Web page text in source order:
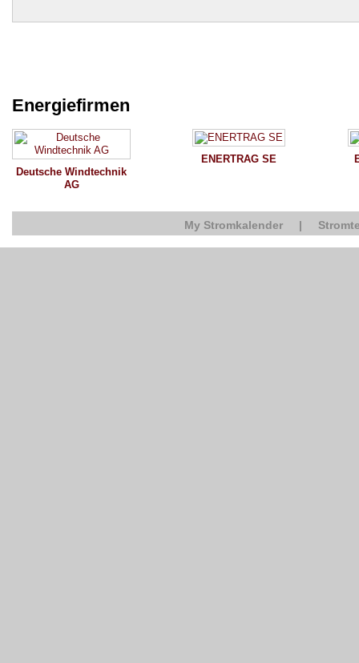
Energiefirmen
Deutsche Windtechnik
AG
ENERTRAG SE
My Stromkalender |